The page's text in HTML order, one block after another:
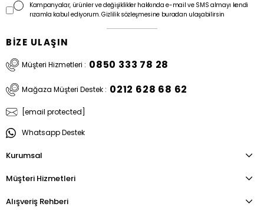
Kampanyalar, ürünler ve değişiklikler hakkında e-mail ve SMS almayı kendi
rızamla kabul ediyorum. Gizlilik sözleşmesine buradan ulaşabilirsin
BİZE ULAŞIN
Müşteri Hizmetleri : 0850 333 78 28
Mağaza Müşteri Destek : 0212 628 68 62
[email protected]
Whatsapp Destek
Kurumsal
Müşteri Hizmetleri
Alışveriş Rehberi